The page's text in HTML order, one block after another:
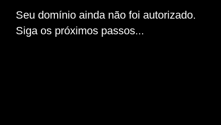
Seu domínio ainda não foi autorizado.
Siga os próximos passos...